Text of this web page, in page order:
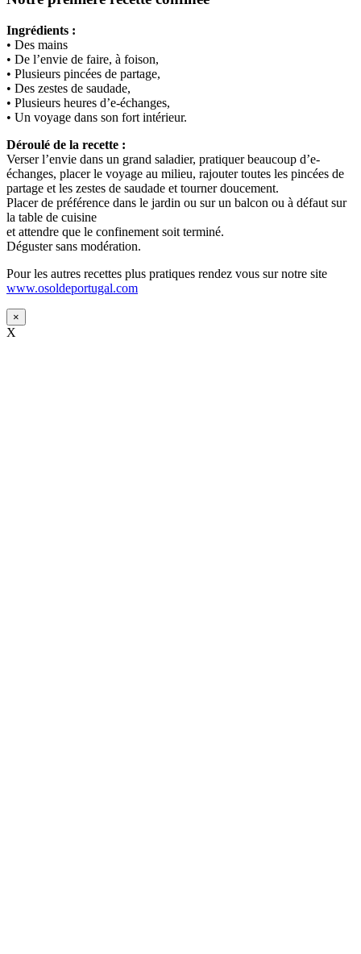
Ingrédients :
• Des mains
• De l’envie de faire, à foison,
• Plusieurs pincées de partage,
• Des zestes de saudade,
• Plusieurs heures d’e-échanges,
• Un voyage dans son fort intérieur.
Déroulé de la recette :
Verser l’envie dans un grand saladier, pratiquer beaucoup d’e-
échanges, placer le voyage au milieu, rajouter toutes les pincées de
partage et les zestes de saudade et tourner doucement.
Placer de préférence dans le jardin ou sur un balcon ou à défaut sur
la table de cuisine
et attendre que le confinement soit terminé.
Déguster sans modération.
Pour les autres recettes plus pratiques rendez vous sur notre site
www.osoldeportugal.com
×
X